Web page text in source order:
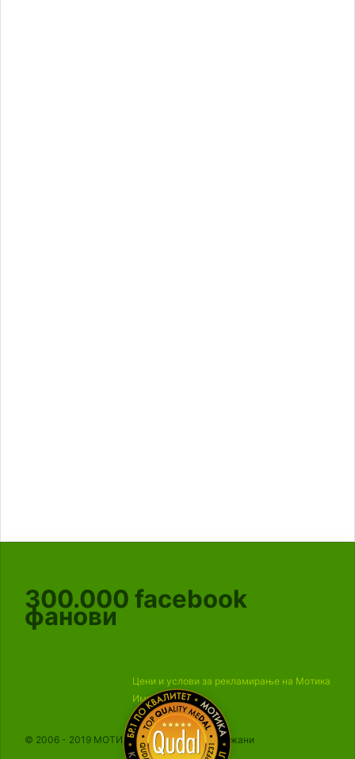
300.000 facebook
фанови
Цени и услови за рекламирање на Мотика
Импресум
© 2006 - 2019 МОТИКА, Сите права се задржани